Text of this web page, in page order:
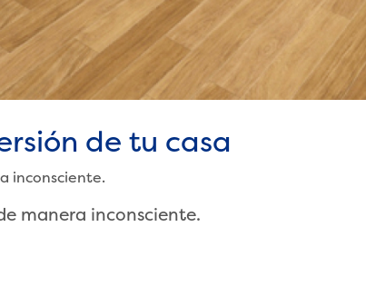
de tu casa
inconsciente.
manera inconsciente.